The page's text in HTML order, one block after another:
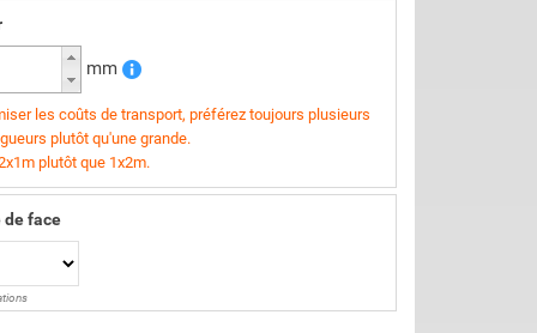
mm
les coûts de transport, préférez toujours plusieurs
plutôt qu'une grande.
plutôt que 1x2m.
de face